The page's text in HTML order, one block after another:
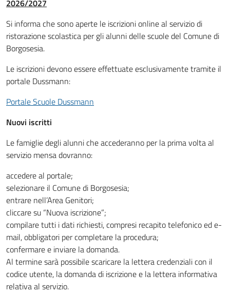
2026/2027
Si informa che sono aperte le iscrizioni online al servizio di
ristorazione scolastica per gli alunni delle scuole del Comune di
Borgosesia.
Le iscrizioni devono essere effettuate esclusivamente tramite il
portale Dussmann:
Portale Scuole Dussmann
Nuovi iscritti
Le famiglie degli alunni che accederanno per la prima volta al
servizio mensa dovranno:
accedere al portale;
selezionare il Comune di Borgosesia;
entrare nell’Area Genitori;
cliccare su “Nuova iscrizione”;
compilare tutti i dati richiesti, compresi recapito telefonico ed e-
mail, obbligatori per completare la procedura;
confermare e inviare la domanda.
Al termine sarà possibile scaricare la lettera credenziali con il
codice utente, la domanda di iscrizione e la lettera informativa
relativa al servizio.